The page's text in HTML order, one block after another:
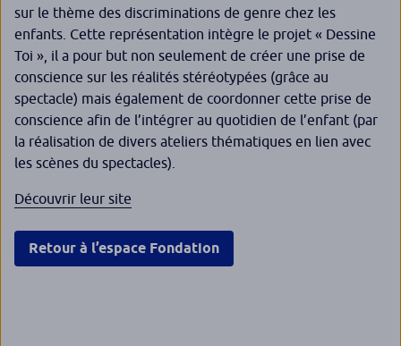
sur le thème des discriminations de genre chez les
enfants. Cette représentation intègre le projet « Dessine
Toi », il a pour but non seulement de créer une prise de
conscience sur les réalités stéréotypées (grâce au
spectacle) mais également de coordonner cette prise de
conscience afin de l’intégrer au quotidien de l’enfant (par
la réalisation de divers ateliers thématiques en lien avec
les scènes du spectacles).
Découvrir leur site
Retour à l’espace Fondation